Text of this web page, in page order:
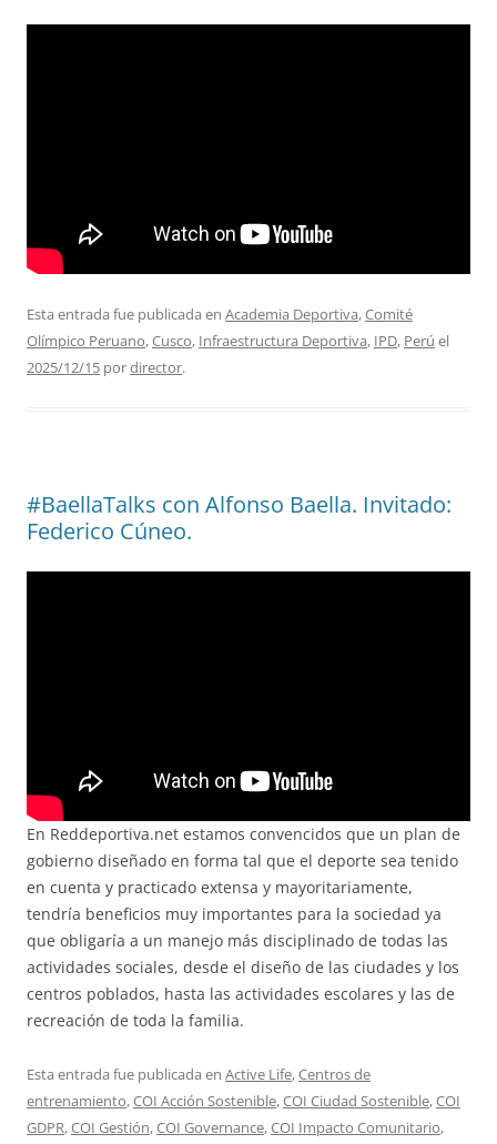
Esta entrada fue publicada en Academia Deportiva,Comité
Olímpico Peruano,Cusco, Infraestructura Deportiva, IPD, Perú el
2025/12/15 pordirector.
#BaellaTalks con Alfonso Baella. Invitado:
Federico Cúneo.
En Reddeportiva.net estamos convencidos que un plan de
gobierno diseñado en forma tal que el deporte sea tenido
en cuenta y practicado extensa y mayoritariamente,
tendría beneficios muy importantes para la sociedad ya
que obligaría a un manejo más disciplinado de todas las
actividades sociales, desde el diseño de las ciudades y los
centros poblados, hasta las actividades escolares y las de
recreación de toda la familia.
Esta entrada fue publicada en Active Life,Centros de
entrenamiento,COI Acción Sostenible,COI Ciudad Sostenible,COI
GDPR,COI Gestión,COI Governance,COI Impacto Comunitario,